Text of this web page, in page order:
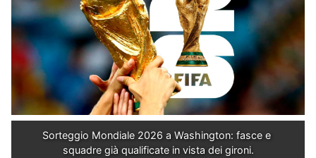
Sorteggio Mondiale 2026 a Washington: fasce e
squadre già qualificate in vista dei gironi.